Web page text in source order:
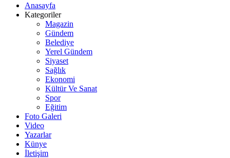
Anasayfa
Kategoriler
Magazin
Gündem
Belediye
Yerel Gündem
Siyaset
Sağlık
Ekonomi
Kültür Ve Sanat
Spor
Eğitim
Foto Galeri
Video
Yazarlar
Künye
İletişim